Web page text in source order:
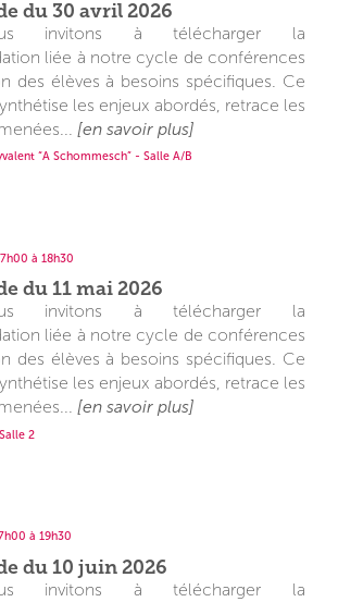
du 30 avril 2026
invitons à télécharger la
liée à notre cycle de conférences
des élèves à besoins spécifiques. Ce
les enjeux abordés, retrace les
[en savoir plus]
“A Schommesch” - Salle A/B
à 18h30
du 11 mai 2026
invitons à télécharger la
liée à notre cycle de conférences
des élèves à besoins spécifiques. Ce
les enjeux abordés, retrace les
[en savoir plus]
2
à 19h30
du 10 juin 2026
invitons à télécharger la